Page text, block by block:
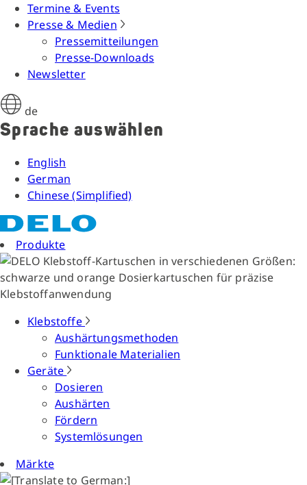
Termine & Events
Presse & Medien
Pressemitteilungen
Presse-Downloads
Newsletter
de
Sprache auswählen
English
German
Chinese (Simplified)
Produkte
Klebstoffe
Aushärtungsmethoden
Funktionale Materialien
Geräte
Dosieren
Aushärten
Fördern
Systemlösungen
Märkte